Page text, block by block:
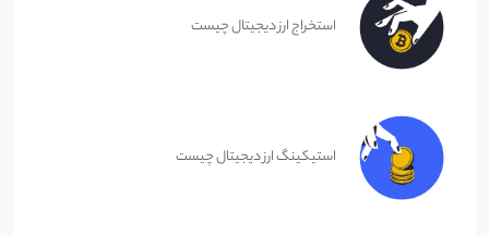
استخراج ارز دیجیتال چیست
استیکینگ ارز دیجیتال چیست